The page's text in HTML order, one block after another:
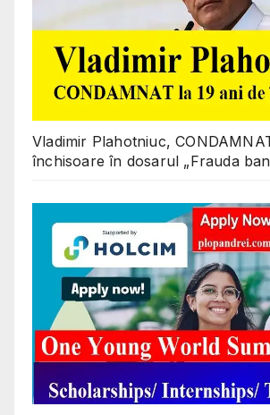
Vladimir Plahotniuc,
închisoare în dosarul „Frauda